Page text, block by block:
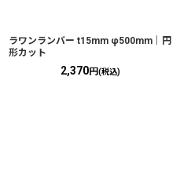
ラワンランバー t15mm φ500mm｜円
形カット
2,370円(税込)